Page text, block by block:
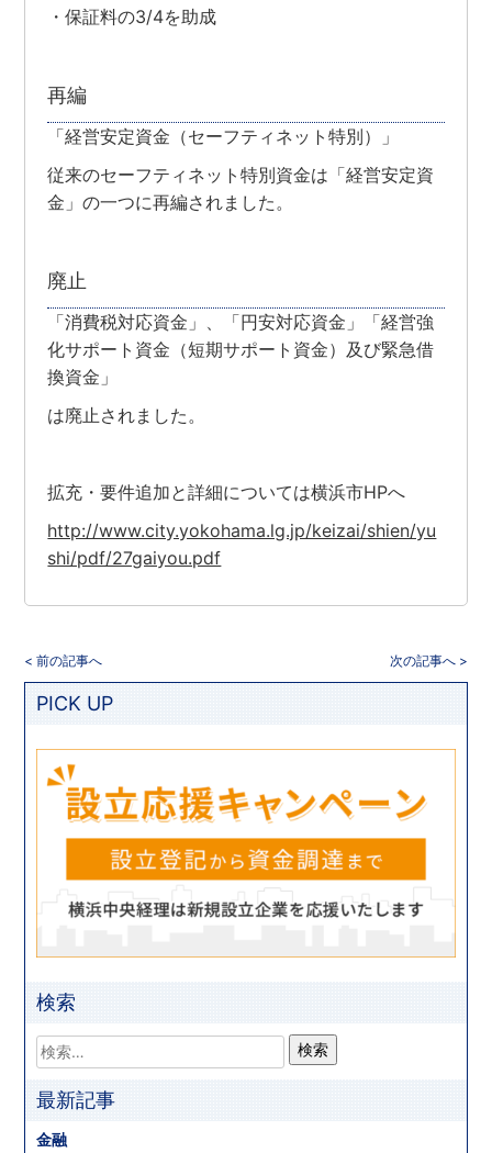
・保証料の3/4を助成
再編
「経営安定資金（セーフティネット特別）」
従来のセーフティネット特別資金は「経営安定資
金」の一つに再編されました。
廃止
「消費税対応資金」、「円安対応資金」「経営強
化サポート資金（短期サポート資金）及び緊急借
換資金」
は廃止されました。
拡充・要件追加と詳細については横浜市HPへ
http://www.city.yokohama.lg.jp/keizai/shien/yu
shi/pdf/27gaiyou.pdf
< 前の記事へ 次の記事へ >
PICK UP
検索
最新記事
金融